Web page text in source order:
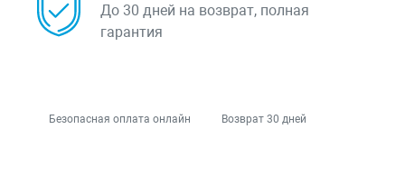
До 30 дней на возврат, полная
гарантия
Безопасная оплата онлайн Возврат 30 дней